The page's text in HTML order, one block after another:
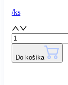
/ks
Do košíka